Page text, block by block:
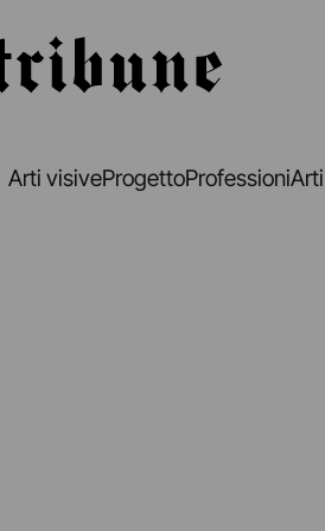
Arti visiveProgettoProfessioni